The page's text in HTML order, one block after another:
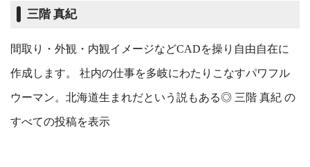
三階 真紀
間取り・外観・内観イメージなどCADを操り自由自在に
作成します。 社内の仕事を多岐にわたりこなすパワフル
ウーマン。北海道生まれだという説もある◎ 三階 真紀 の
すべての投稿を表示